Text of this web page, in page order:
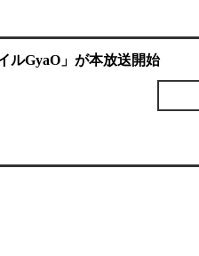
ルGyaO」が本放送開始